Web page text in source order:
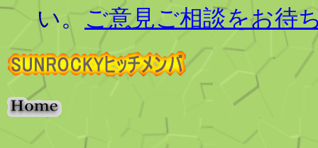
い。
ご意見ご相談をお待